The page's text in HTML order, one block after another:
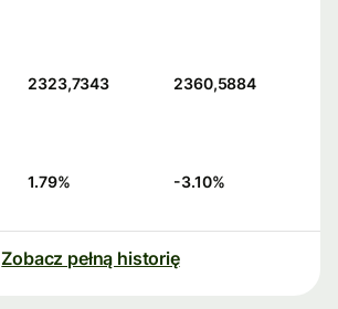
2323,7343 2360,5884
1.79% -3.10%
Zobacz pełną historię